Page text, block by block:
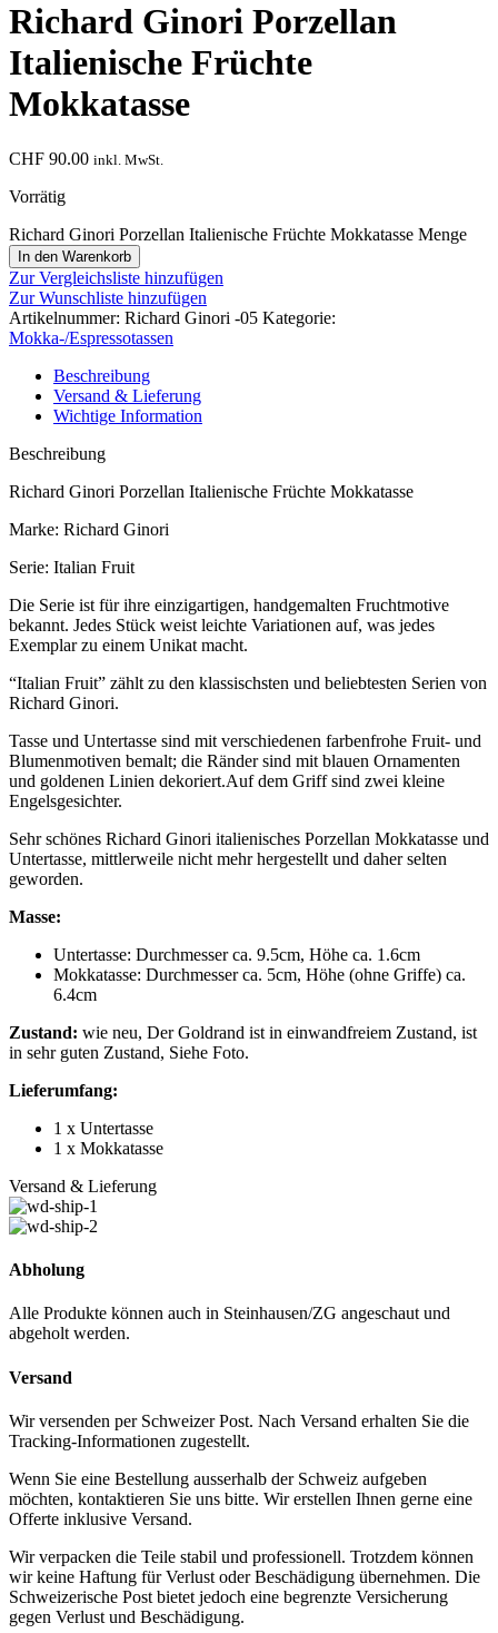
Richard Ginori Porzellan
Italienische Früchte
Mokkatasse
CHF 90.00 inkl. MwSt.
Vorrätig
Richard Ginori Porzellan Italienische Früchte Mokkatasse Menge
In den Warenkorb
Zur Vergleichsliste hinzufügen
Zur Wunschliste hinzufügen
Artikelnummer: Richard Ginori -05 Kategorie:
Mokka-/Espressotassen
Beschreibung
Versand & Lieferung
Wichtige Information
Beschreibung
Richard Ginori Porzellan Italienische Früchte Mokkatasse
Marke: Richard Ginori
Serie: Italian Fruit
Die Serie ist für ihre einzigartigen, handgemalten Fruchtmotive
bekannt. Jedes Stück weist leichte Variationen auf, was jedes
Exemplar zu einem Unikat macht.
“Italian Fruit” zählt zu den klassischsten und beliebtesten Serien von
Richard Ginori.
Tasse und Untertasse sind mit verschiedenen farbenfrohe Fruit- und
Blumenmotiven bemalt; die Ränder sind mit blauen Ornamenten
und goldenen Linien dekoriert.Auf dem Griff sind zwei kleine
Engelsgesichter.
Sehr schönes Richard Ginori italienisches Porzellan Mokkatasse und
Untertasse, mittlerweile nicht mehr hergestellt und daher selten
geworden.
Masse:
Untertasse: Durchmesser ca. 9.5cm, Höhe ca. 1.6cm
Mokkatasse: Durchmesser ca. 5cm, Höhe (ohne Griffe) ca.
6.4cm
Zustand: wie neu, Der Goldrand ist in einwandfreiem Zustand, ist
in sehr guten Zustand, Siehe Foto.
Lieferumfang:
1 x Untertasse
1 x Mokkatasse
Versand & Lieferung
Abholung
Alle Produkte können auch in Steinhausen/ZG angeschaut und
abgeholt werden.
Versand
Wir versenden per Schweizer Post. Nach Versand erhalten Sie die
Tracking-Informationen zugestellt.
Wenn Sie eine Bestellung ausserhalb der Schweiz aufgeben
möchten, kontaktieren Sie uns bitte. Wir erstellen Ihnen gerne eine
Offerte inklusive Versand.
Wir verpacken die Teile stabil und professionell. Trotzdem können
wir keine Haftung für Verlust oder Beschädigung übernehmen. Die
Schweizerische Post bietet jedoch eine begrenzte Versicherung
gegen Verlust und Beschädigung.